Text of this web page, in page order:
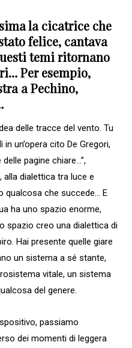
la cicatrice che
felice, cantava
temi ritornano
Per esempio,
a Pechino,
delle tracce del vento. Tu
un’opera cito De Gregori,
pagine chiare…”,
alla dialettica tra luce e
qualcosa che succede… E
ha uno spazio enorme,
spazio creo una dialettica di
Hai presente quelle giare
un sistema a sé stante,
vitale, un sistema
del genere.
passiamo
dei momenti di leggera